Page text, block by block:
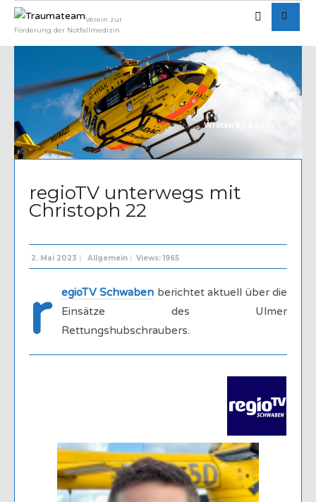
Verein zur
Förderung der Notfallmedizin
Written by
regioTV unterwegs mit
Christoph 22
2. Mai 2023 Allgemein Views: 1965
r egioTV Schwaben berichtet aktuell über die
Einsätze des Ulmer
Rettungshubschraubers.